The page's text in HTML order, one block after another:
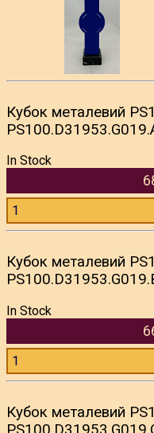
Кубок металевий
In Stock
Кубок металевий
In Stock
Кубок металевий